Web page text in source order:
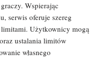
Wspierając
serwis oferuje szereg
Użytkownicy mogą
ustalania limitów
własnego